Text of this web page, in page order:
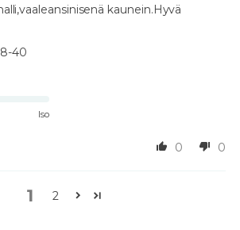
kaunein.Hyvä
40
Iso
0 0
1 2